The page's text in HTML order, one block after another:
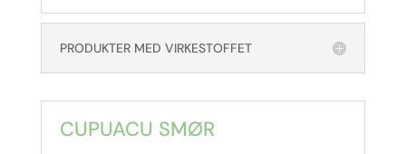
PRODUKTER MED VIRKESTOFFET
CUPUACU SMØR